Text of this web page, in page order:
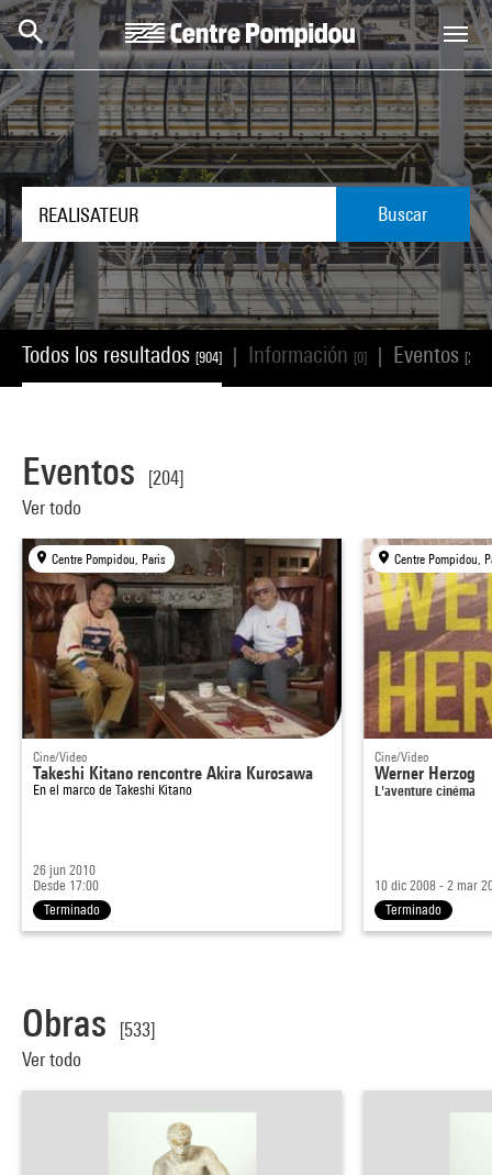
Skip to main content
Centre Pompidou
Buscar
Todos los resultados [904] Información [0] Eventos [204]
Eventos
[204]
Ver todo
Centre Pompidou, Paris
Cine/Video
Takeshi Kitano rencontre Akira Kurosawa
En el marco de Takeshi Kitano
26 jun 2010
Desde 17:00
Terminado
Centre Pompidou,
Cine/Video
Werner Herzog
L'aventure cinéma
10 dic 2008 - 2 mar
Terminado
Obras
[533]
Ver todo